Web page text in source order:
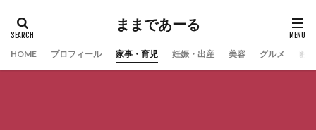
ままであーる
HOME プロフィール 家事・育児 妊娠・出産 美容 グルメ お